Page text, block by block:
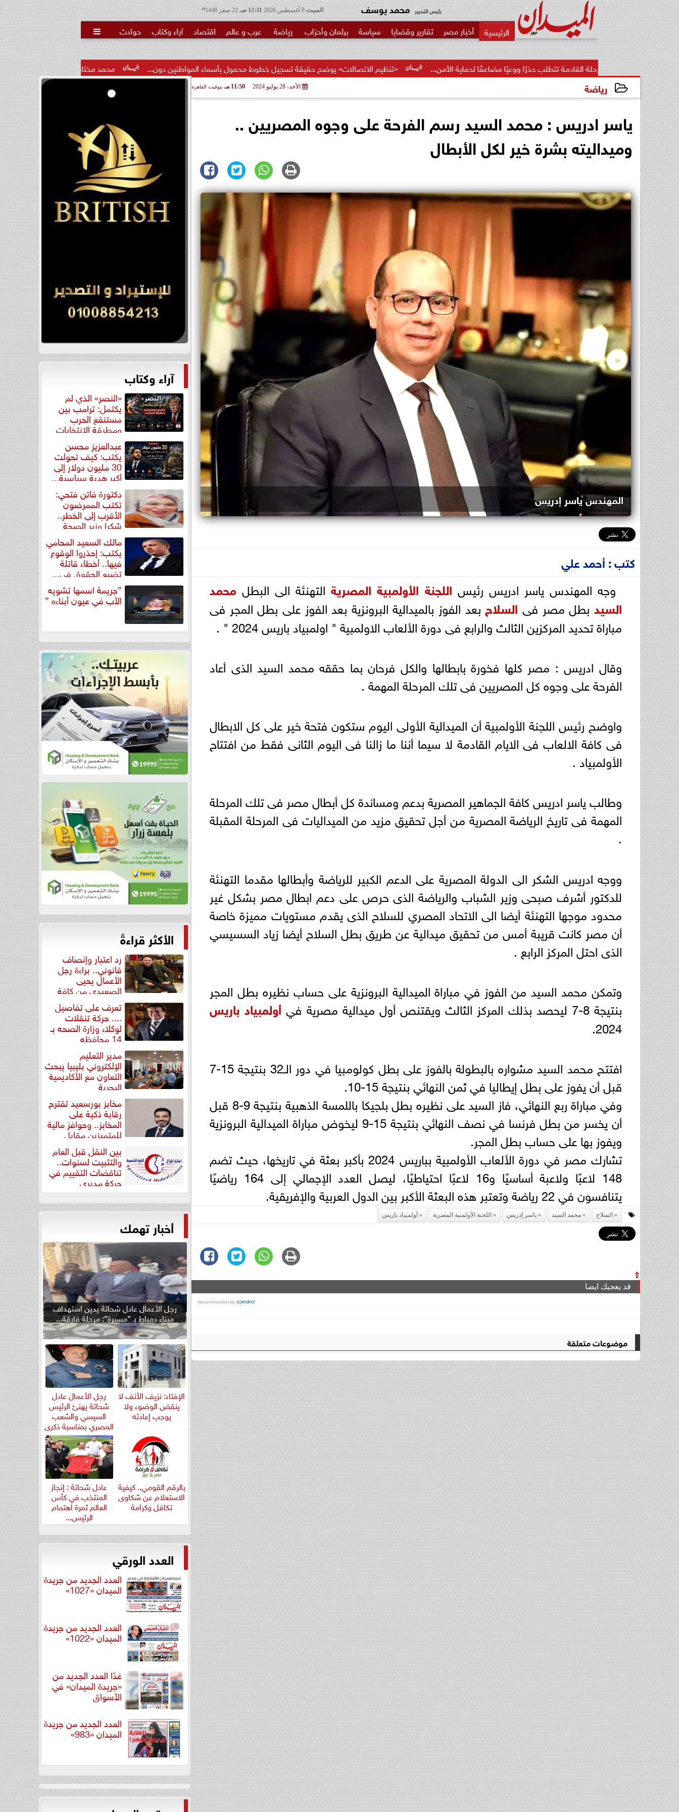
السبت 12:31 صـ هـ رئيس التحرير محمد يوسف
أخبار مصر تقارير وقضايا سياسة برلمان وأحزاب رياضة عرب و عالم اقتصاد آراء وكتاب حوادث 
محمد مختار جمعة: بدل البطالة يجب ألا يتحول لمنحة «تنظيم الاتصالات» يوضح حقيقة تسجيل خطوط محمول بأسماء المواطنين دون... المرحلة القادمة تتطلب حذرًا ووعيًا مضاعفًا لحماية الأمن...
رياضة الأحد، 28 يوليو 2024 11:50 مـ بتوقيت القاهرة
ياسر ادريس : محمد السيد رسم الفرحة على وجوه المصريين ..
وميداليته بشرة خير لكل الأبطال
المهندس ياسر إدريس
كتب : أحمد علي
وجه المهندس ياسر ادريس رئيس اللجنة الأولمبية المصريةالتهنئة الى البطل محمد
السيدبطل مصر فى السلاح بعد الفوز بالميدالية البرونزية بعد الفوز على بطل المجر فى
مباراة تحديد المركزين الثالث والرابع فى دورة الألعاب الاولمبية " اولمبياد باريس 2024 " .
وقال ادريس : مصر كلها فخورة بابطالها والكل فرحان بما حققه محمد السيد الذى أعاد
الفرحة على وجوه كل المصريين فى تلك المرحلة المهمة .
واوضح رئيس اللجنة الأولمبية أن الميدالية الأولى اليوم ستكون فتحة خير على كل الابطال
فى كافة الالعاب فى الايام القادمة لا سيما أننا ما زالنا فى اليوم الثانى فقط من افتتاح
الأولمبياد .
وطالب ياسر ادريس كافة الجماهير المصرية بدعم ومساندة كل أبطال مصر فى تلك المرحلة
المهمة فى تاريخ الرياضة المصرية من أجل تحقيق مزيد من الميداليات فى المرحلة المقبلة
.
ووجه ادريس الشكر الى الدولة المصرية على الدعم الكبير للرياضة وأبطالها مقدما التهنئة
للدكتور أشرف صبحى وزير الشباب والرياضة الذى حرص على دعم ابطال مصر بشكل غير
محدود موجها التهنئة أيضا الى الاتحاد المصري للسلاح الذى يقدم مستويات مميزة خاصة
أن مصر كانت قريبة أمس من تحقيق ميدالية عن طريق بطل السلاح أيضا زياد السسيسي
الذى احتل المركز الرابع .
وتمكن محمد السيد من الفوز في مباراة الميدالية البرونزية على حساب نظيره بطل المجر
بنتيجة 8-7 ليحصد بذلك المركز الثالث ويقتنص أول ميدالية مصرية في
أولمبياد باريس
2024.
افتتح محمد السيد مشواره بالبطولة بالفوز على بطل كولومبيا في دور الـ32 بنتيجة 15-7
قبل أن يفوز على بطل إيطاليا في ثمن النهائي بنتيجة 15-10.
وفي مباراة ربع النهائي، فاز السيد على نظيره بطل بلجيكا باللمسة الذهبية بنتيجة 9-8 قبل
أن يخسر من بطل فرنسا في نصف النهائي بنتيجة 15-9 ليخوض مباراة الميدالية البرونزية
ويفوز بها على حساب بطل المجر.
تشارك مصر في دورة الألعاب الأولمبية بباريس 2024 بأكبر بعثة في تاريخها، حيث تضم
148 لاعبًا ولاعبة أساسيًا و16 لاعبًا احتياطيًا، ليصل العدد الإجمالي إلى 164 رياضيًا
يتنافسون في 22 رياضة وتعتبر هذه البعثة الأكبر بين الدول العربية والإفريقية.
السلاح محمد السيد ياسر إدريس اللجنة الأولمبية المصرية أولمبياد باريس
⇧
قد يعجبك ايضا
موضوعات متعلقة
آراء وكتاب
«النصر» الذي لم
يكتمل: ترامب بين
مستنقع الحرب
ومطرقة الانتخابات
عبدالعزيز محسن
يكتب: كيف تحولت
30 مليون دولار إلى
أكبر هدية سياسية...
دكتورة فاتن فتحي:
تكتب الممرضون
الأقرب إلى الخطر..
شكرا وزير الصحة
لتكريم... مالك السعيد المحامي
يكتب: إحذروا الوقوع
فيها.. أخطاء قاتلة
تضيع الحقوق في...
”جريمة اسمها تشويه
الأب في عيون أبناءه ”
الأكثر قراءةً
رد اعتبار وإنصاف
قانوني.. براءة رجل
الأعمال يحيى
الصعيدي من كافة
التهم... تعرف على تفاصيل
.... حركة تنقلات
لوكلاء وزارة الصحه بـ
14 محافظه
مدير التعليم
الإلكتروني بليبيا يبحث
التعاون مع الأكاديمية
البحرية
مخابز بورسعيد تقترح
رقابة ذكية على
المخابز.. وحوافز مالية
للمتميزين مقابل
بين النقل قبل العام
والتثبيت لسنوات..
تناقضات التقييم في
حركة مديري
”مستشفيات...
أخبار تهمك
رجل الأعمال عادل شحاتة يدين استهداف
ميناء دمياط بـ ”مسيرة”: مرحلة فارقة...
الإفتاء: نزيف الأنف لا
ينقض الوضوء ولا
يوجب إعادته
رجل الأعمال عادل
شحاتة يهنئ الرئيس
السيسي والشعب
المصري بمناسبة ذكرى
ثورة...
بالرقم القومي.. كيفية
الاستعلام عن شكاوى
تكافل وكرامة
عادل شحاتة : إنجاز
المنتخب في كأس
العالم ثمرة اهتمام
الرئيس...
العدد الورقي
العدد الجديد من جريدة
الميدان «1027»
العدد الجديد من جريدة
الميدان «1022»
غدًا العدد الجديد من
«جريدة الميدان» في
الأسواق
العدد الجديد من جريدة
الميدان «983»